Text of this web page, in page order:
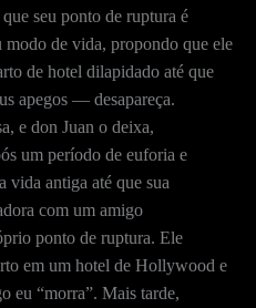
seu ponto de ruptura é
modo de vida, propondo que ele
de hotel dilapidado até que
apegos — desapareça.
e don Juan o deixa,
um período de euforia e
vida antiga até que sua
com um amigo
ponto de ruptura. Ele
em um hotel de Hollywood e
eu “morra”. Mais tarde,